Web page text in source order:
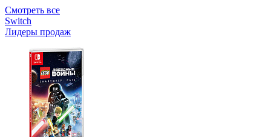
Смотреть все
Switch
Лидеры продаж